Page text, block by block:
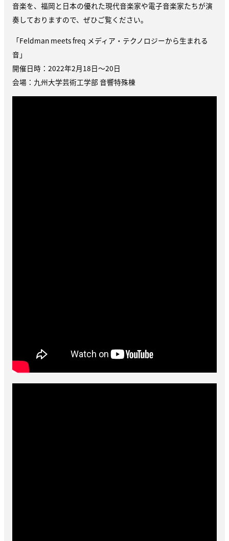
音楽を、福岡と日本の優れた現代音楽家や電子音楽家たちが演
奏しておりますので、ぜひご覧ください。
「Feldman meets freq メディア・テクノロジーから生まれる
音」
開催日時：2022年2月18日～20日
会場：九州大学芸術工学部 音響特殊棟